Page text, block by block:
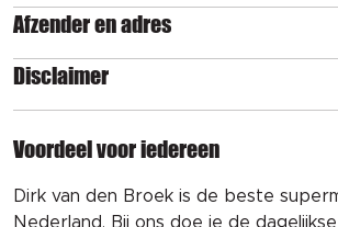
Afzender en adres
Disclaimer
Voordeel voor iedereen
Dirk van den Broek is de beste
Nederland. Bij ons doe je de